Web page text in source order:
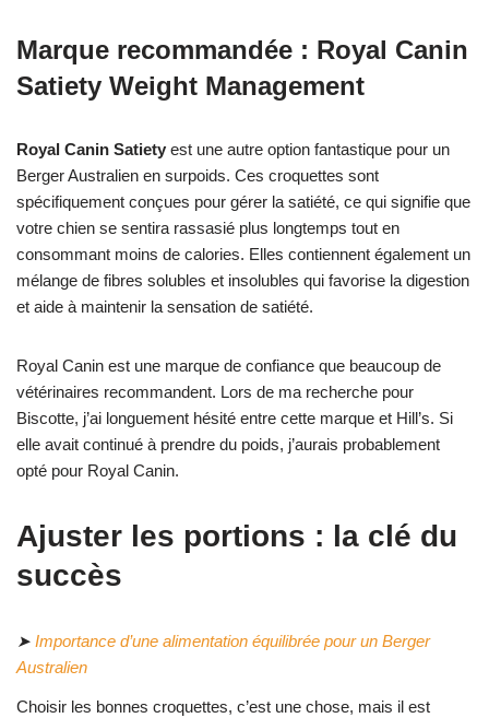
Marque recommandée : Royal Canin
Satiety Weight Management
Royal Canin Satiety est une autre option fantastique pour un
Berger Australien en surpoids. Ces croquettes sont
spécifiquement conçues pour gérer la satiété, ce qui signifie que
votre chien se sentira rassasié plus longtemps tout en
consommant moins de calories. Elles contiennent également un
mélange de fibres solubles et insolubles qui favorise la digestion
et aide à maintenir la sensation de satiété.
Royal Canin est une marque de confiance que beaucoup de
vétérinaires recommandent. Lors de ma recherche pour
Biscotte, j’ai longuement hésité entre cette marque et Hill’s. Si
elle avait continué à prendre du poids, j’aurais probablement
opté pour Royal Canin.
Ajuster les portions : la clé du
succès
➤ Importance d’une alimentation équilibrée pour un Berger
Australien
Choisir les bonnes croquettes, c’est une chose, mais il est